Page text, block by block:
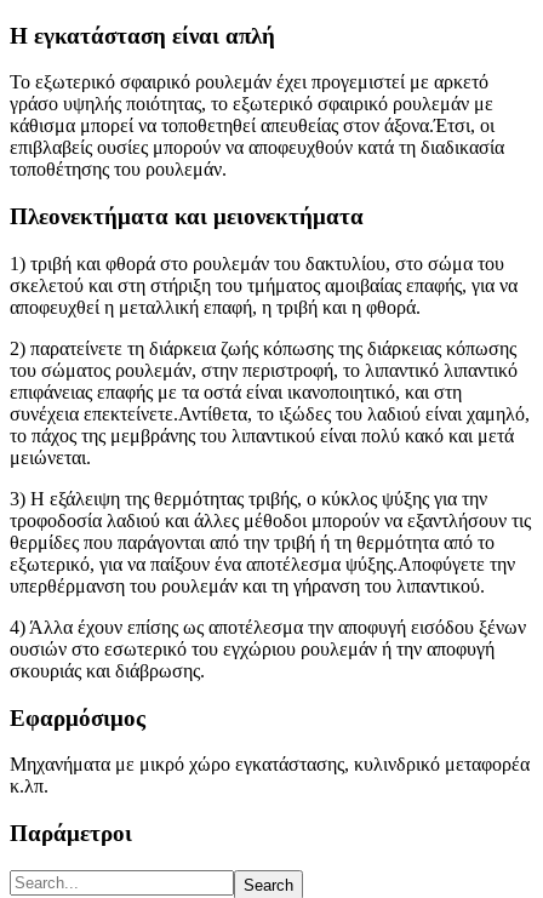
Η εγκατάσταση είναι απλή
Το εξωτερικό σφαιρικό ρουλεμάν έχει προγεμιστεί με αρκετό
γράσο υψηλής ποιότητας, το εξωτερικό σφαιρικό ρουλεμάν με
κάθισμα μπορεί να τοποθετηθεί απευθείας στον άξονα.Έτσι, οι
επιβλαβείς ουσίες μπορούν να αποφευχθούν κατά τη διαδικασία
τοποθέτησης του ρουλεμάν.
Πλεονεκτήματα και μειονεκτήματα
1) τριβή και φθορά στο ρουλεμάν του δακτυλίου, στο σώμα του
σκελετού και στη στήριξη του τμήματος αμοιβαίας επαφής, για να
αποφευχθεί η μεταλλική επαφή, η τριβή και η φθορά.
2) παρατείνετε τη διάρκεια ζωής κόπωσης της διάρκειας κόπωσης
του σώματος ρουλεμάν, στην περιστροφή, το λιπαντικό λιπαντικό
επιφάνειας επαφής με τα οστά είναι ικανοποιητικό, και στη
συνέχεια επεκτείνετε.Αντίθετα, το ιξώδες του λαδιού είναι χαμηλό,
το πάχος της μεμβράνης του λιπαντικού είναι πολύ κακό και μετά
μειώνεται.
3) Η εξάλειψη της θερμότητας τριβής, ο κύκλος ψύξης για την
τροφοδοσία λαδιού και άλλες μέθοδοι μπορούν να εξαντλήσουν τις
θερμίδες που παράγονται από την τριβή ή τη θερμότητα από το
εξωτερικό, για να παίξουν ένα αποτέλεσμα ψύξης.Αποφύγετε την
υπερθέρμανση του ρουλεμάν και τη γήρανση του λιπαντικού.
4) Άλλα έχουν επίσης ως αποτέλεσμα την αποφυγή εισόδου ξένων
ουσιών στο εσωτερικό του εγχώριου ρουλεμάν ή την αποφυγή
σκουριάς και διάβρωσης.
Εφαρμόσιμος
Μηχανήματα με μικρό χώρο εγκατάστασης, κυλινδρικό μεταφορέα
κ.λπ.
Παράμετροι